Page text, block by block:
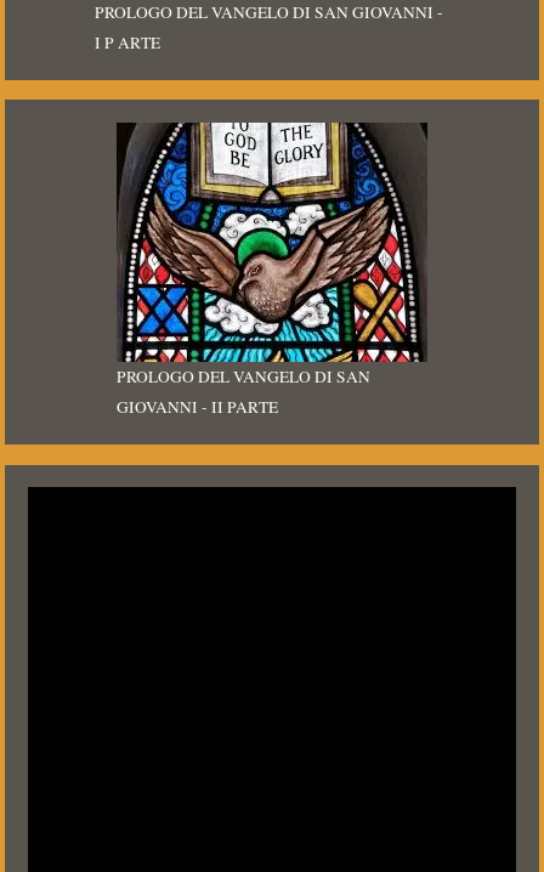
PROLOGO DEL VANGELO DI SAN GIOVANNI -
I P ARTE
PROLOGO DEL VANGELO DI SAN
GIOVANNI - II PARTE